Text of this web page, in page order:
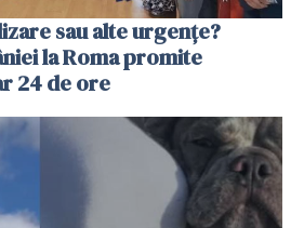
sau alte urgențe?
la Roma promite
24 de ore